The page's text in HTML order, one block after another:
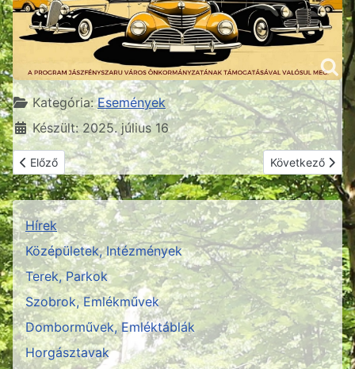
Részletek
Kategória:Események
Készült: 2025. július 16
Előző cikk: Fény Napok és Fesztivál - Jászfényszaru
Előző Következő
Következő
Hírek
Középületek, Intézmények
Terek, Parkok
Szobrok, Emlékművek
Domborművek, Emléktáblák
Horgásztavak